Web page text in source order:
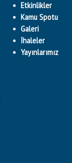
Etkinlikler
Kamu Spotu
Galeri
İhaleler
Yayınlarımız